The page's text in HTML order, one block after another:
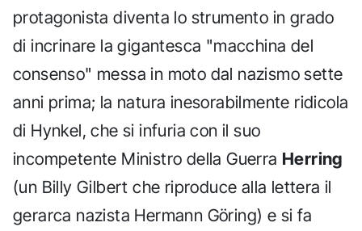
protagonista diventa lo strumento in grado
di incrinare la gigantesca "macchina del
consenso" messa in moto dal nazismo sette
anni prima; la natura inesorabilmente ridicola
di Hynkel, che si infuria con il suo
incompetente Ministro della Guerra Herring
(un Billy Gilbert che riproduce alla lettera il
gerarca nazista Hermann Göring) e si fa